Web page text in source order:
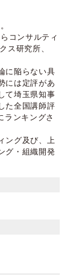
コンサルティ
ス研究所、
に陥らない具
には定評があ
て埼玉県知事
た全国講師評
ランキングさ
ング及び、上
グ・組織開発